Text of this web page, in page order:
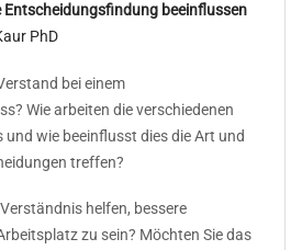
Entscheidungsfindung beeinflussen
PhD
bei einem
Wie arbeiten die verschiedenen
und wie beeinflusst dies die Art und
treffen?
helfen, bessere
zu sein? Möchten Sie das